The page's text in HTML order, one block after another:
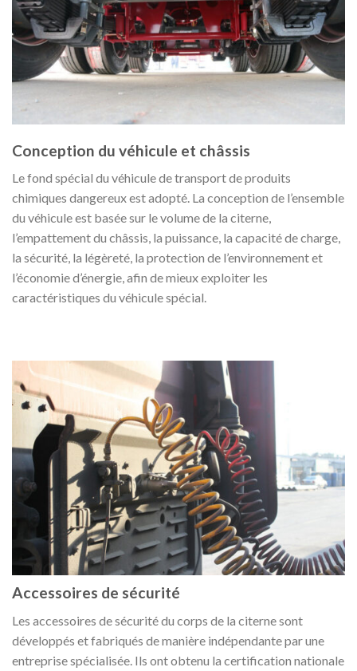
Conception du véhicule et châssis
Le fond spécial du véhicule de transport de produits
chimiques dangereux est adopté. La conception de l’ensemble
du véhicule est basée sur le volume de la citerne,
l’empattement du châssis, la puissance, la capacité de charge,
la sécurité, la légèreté, la protection de l’environnement et
l’économie d’énergie, afin de mieux exploiter les
caractéristiques du véhicule spécial.
Accessoires de sécurité
Les accessoires de sécurité du corps de la citerne sont
développés et fabriqués de manière indépendante par une
entreprise spécialisée. Ils ont obtenu la certification nationale